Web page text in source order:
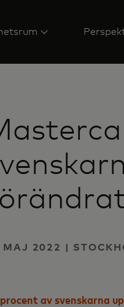
MAJ 2022 |
av svenskarna